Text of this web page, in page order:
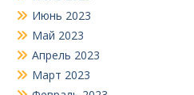
Июнь 2023
Май 2023
Апрель 2023
Март 2023